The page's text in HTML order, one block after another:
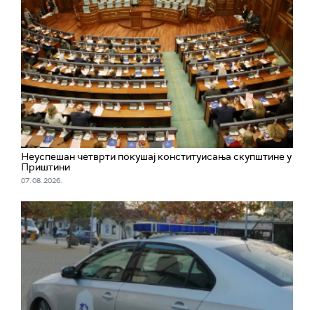
Неуспешан четврти покушај конституисања скупштине у
Приштини
07. 08. 2026.